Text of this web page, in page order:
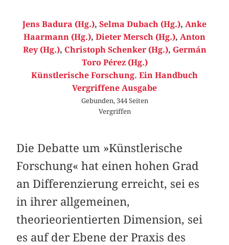
Jens Badura (Hg.), Selma Dubach (Hg.), Anke
Haarmann (Hg.), Dieter Mersch (Hg.), Anton
Rey (Hg.), Christoph Schenker (Hg.), Germán
Toro Pérez (Hg.)
Künstlerische Forschung. Ein Handbuch
Vergriffene Ausgabe
Gebunden, 344 Seiten
Vergriffen
Die Debatte um »Künstlerische
Forschung« hat einen hohen Grad
an Differenzierung erreicht, sei es
in ihrer allgemeinen,
theorieorientierten Dimension, sei
es auf der Ebene der Praxis des